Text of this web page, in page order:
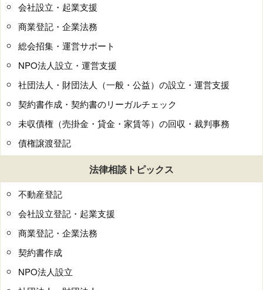
会社設立・起業支援
商業登記・企業法務
総会招集・運営サポート
NPO法人設立・運営支援
社団法人・財団法人（一般・公益）の設立・運営支援
契約書作成・契約書のリーガルチェック
未収債権（売掛金・貸金・家賃等）の回収・裁判事務
債権譲渡登記
法律相談トピックス
不動産登記
会社設立登記・起業支援
商業登記・企業法務
契約書作成
NPO法人設立